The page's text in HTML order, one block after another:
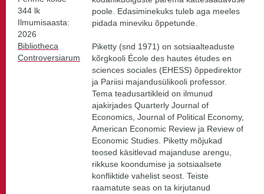
344 lk
Ilmumisaasta:
2026
Bibliotheca
Controversiarum
poole. Edasiminekuks tuleb aga meeles
pidada mineviku õppetunde.
Piketty (snd 1971) on sotsiaalteaduste
kõrgkooli École des hautes études en
sciences sociales (EHESS) õppedirektor
ja Pariisi majandusülikooli professor.
Tema teadusartikleid on ilmunud
ajakirjades Quarterly Journal of
Economics, Journal of Political Economy,
American Economic Review ja Review of
Economic Studies. Piketty mõjukad
teosed käsitlevad majanduse arengu,
rikkuse koondumise ja sotsiaalsete
konfliktide vahelist seost. Teiste
raamatute seas on ta kirjutanud